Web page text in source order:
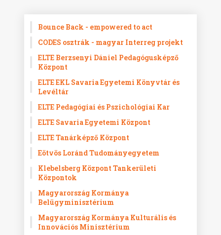
Bounce Back - empowered to act
CODES osztrák - magyar Interreg projekt
ELTE Berzsenyi Dániel Pedagógusképző
Központ
ELTE EKL Savaria Egyetemi Könyvtár és
Levéltár
ELTE Pedagógiai és Pszichológiai Kar
ELTE Savaria Egyetemi Központ
ELTE Tanárképző Központ
Eötvös Loránd Tudományegyetem
Klebelsberg Központ Tankerületi
Központok
Magyarország Kormánya
Belügyminisztérium
Magyarország Kormánya Kulturális és
Innovációs Minisztérium